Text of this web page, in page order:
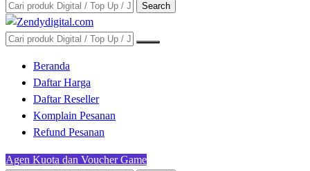
Search
Beranda
Daftar Harga
Daftar Reseller
Komplain Pesanan
Refund Pesanan
Agen Kuota dan Voucher Game